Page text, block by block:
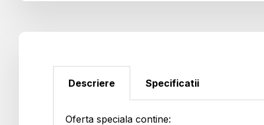
Descriere Specificatii
Oferta speciala contine: